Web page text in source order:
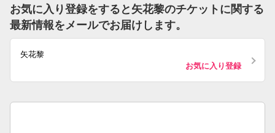
お気に入り登録をすると矢花黎のチケットに関する
最新情報をメールでお届けします。
矢花黎
お気に入り登録